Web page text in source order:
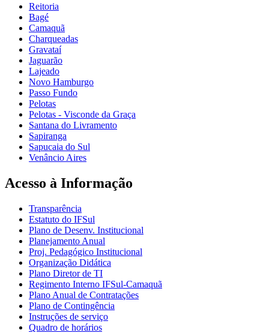
Reitoria
Bagé
Camaquã
Charqueadas
Gravataí
Jaguarão
Lajeado
Novo Hamburgo
Passo Fundo
Pelotas
Pelotas - Visconde da Graça
Santana do Livramento
Sapiranga
Sapucaia do Sul
Venâncio Aires
Acesso à Informação
Transparência
Estatuto do IFSul
Plano de Desenv. Institucional
Planejamento Anual
Proj. Pedagógico Institucional
Organização Didática
Plano Diretor de TI
Regimento Interno IFSul-Camaquã
Plano Anual de Contratações
Plano de Contingência
Instruções de serviço
Quadro de horários